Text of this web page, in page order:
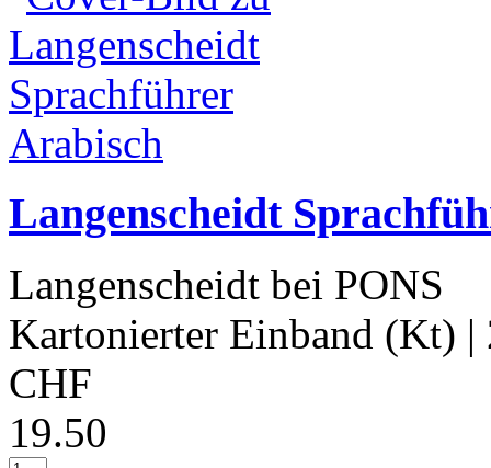
Langenscheidt
Langenscheidt bei PONS
Kartonierter Einband (Kt) |
CHF
19.50